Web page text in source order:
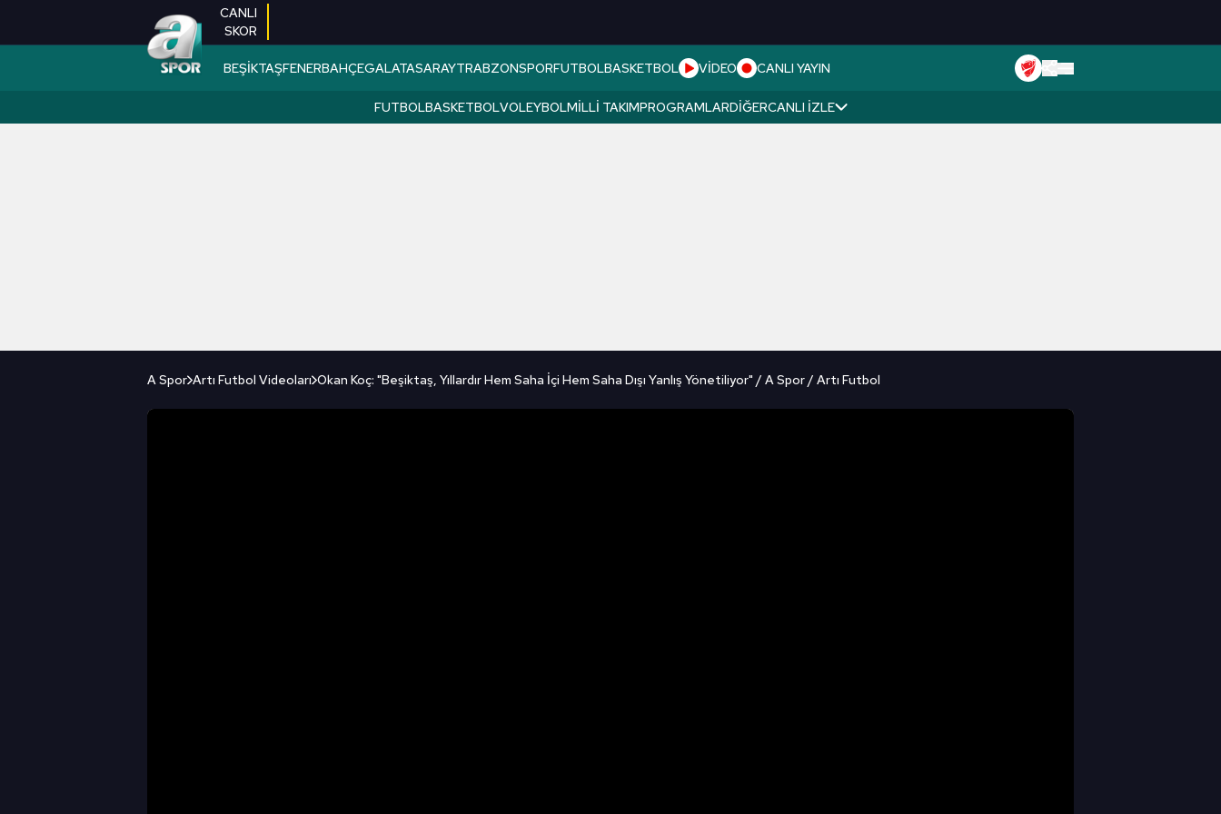
CANLI
SKOR
BEŞİKTAŞFENERBAHÇEGALATASARAYTRABZONSPORFUTBOLBASKETBOL VİDEO CANLI YAYIN
FUTBOLBASKETBOLVOLEYBOLMILLI TAKIMPROGRAMLARDIĞERCANLI İZLE
A Spor Artı Futbol Videoları Okan Koç: "Beşiktaş, Yıllardır Hem Saha İçi Hem Saha Dışı Yanlış Yönetiliyor" / A Spor / Artı Futbol